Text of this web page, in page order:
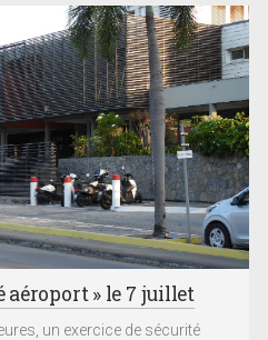
aéroport » le 7 juillet
un exercice de sécurité